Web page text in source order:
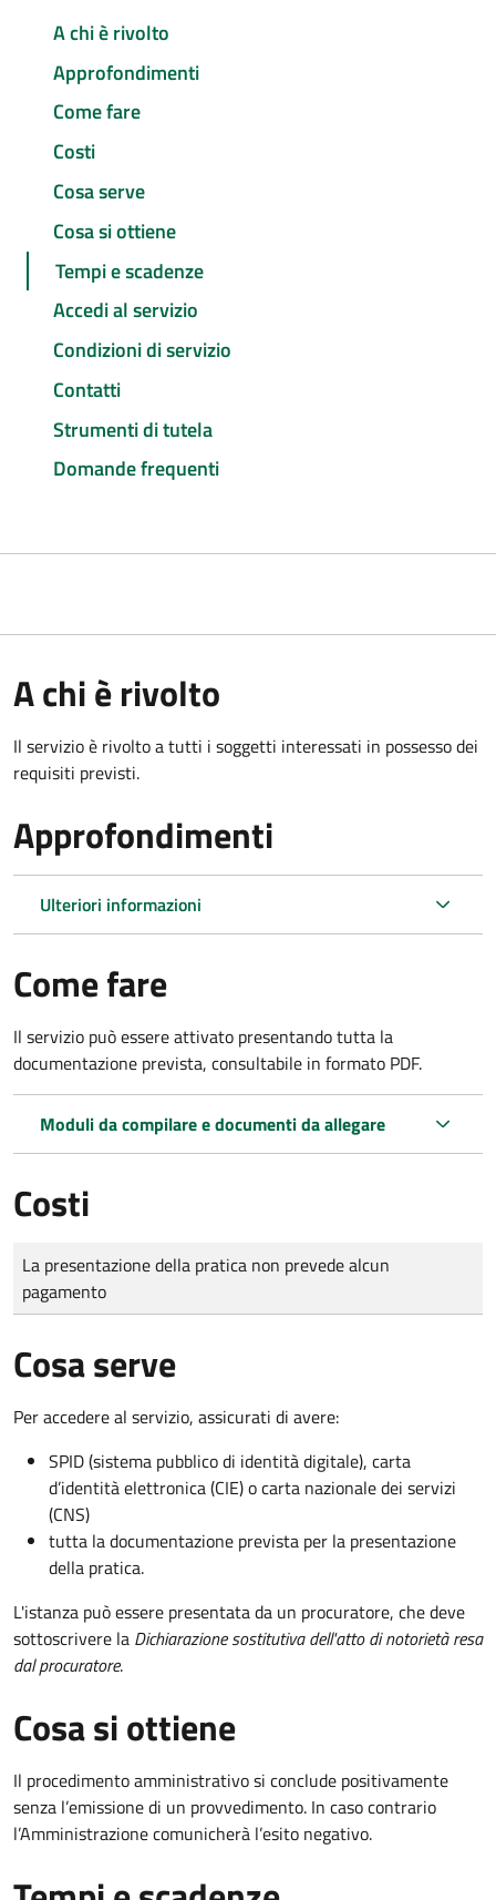
A chi è rivolto
Approfondimenti
Come fare
Costi
Cosa serve
Cosa si ottiene
Tempi e scadenze
Accedi al servizio
Condizioni di servizio
Contatti
Strumenti di tutela
Domande frequenti
A chi è rivolto
Il servizio è rivolto a tutti i soggetti interessati in possesso dei
requisiti previsti.
Approfondimenti
Ulteriori informazioni
Come fare
Il servizio può essere attivato presentando tutta la
documentazione prevista, consultabile in formato PDF.
Moduli da compilare e documenti da allegare
Costi
Tipo di pagamento
Importo
La presentazione della pratica non prevede alcun
pagamento
Cosa serve
Per accedere al servizio, assicurati di avere:
SPID (sistema pubblico di identità digitale), carta
d’identità elettronica (CIE) o carta nazionale dei servizi
(CNS)
tutta la documentazione prevista per la presentazione
della pratica.
L'istanza può essere presentata da un procuratore, che deve
sottoscrivere la Dichiarazione sostitutiva dell'atto di notorietà resa
dal procuratore.
Cosa si ottiene
Il procedimento amministrativo si conclude positivamente
senza l’emissione di un provvedimento. In caso contrario
l’Amministrazione comunicherà l’esito negativo.